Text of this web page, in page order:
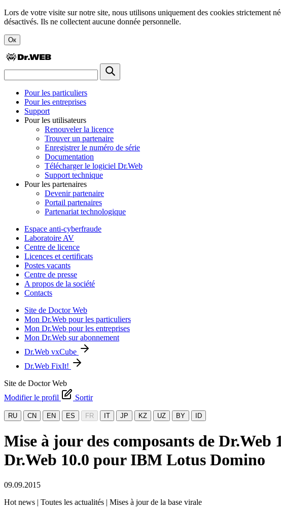
Lors de votre visite sur notre site, nous utilisons uniquement des cookies strictement
désactivés. Ils ne collectent aucune donnée personnelle.
Ок
Pour les particuliers
Pour les entreprises
Support
Pour les utilisateurs
Renouveler la licence
Trouver un partenaire
Enregistrer le numéro de série
Documentation
Télécharger le logiciel Dr.Web
Support technique
Pour les partenaires
Devenir partenaire
Portail partenaires
Partenariat technologique
Espace anti-cyberfraude
Laboratoire AV
Centre de licence
Licences et certificats
Postes vacants
Centre de presse
A propos de la société
Contacts
Site de Doctor Web
Mon Dr.Web pour les particuliers
Mon Dr.Web pour les entreprises
Mon Dr.Web sur abonnement
Dr.Web vxCube
Dr.Web FixIt!
Site de Doctor Web
Modifier le profil
Sortir
RU CN EN ES FR IT JP KZ UZ BY ID
Mise à jour des composants de
Dr.Web 10.0 pour IBM Lotus Domino
09.09.2015
Hot news | Toutes les actualités | Mises à jour de la base virale